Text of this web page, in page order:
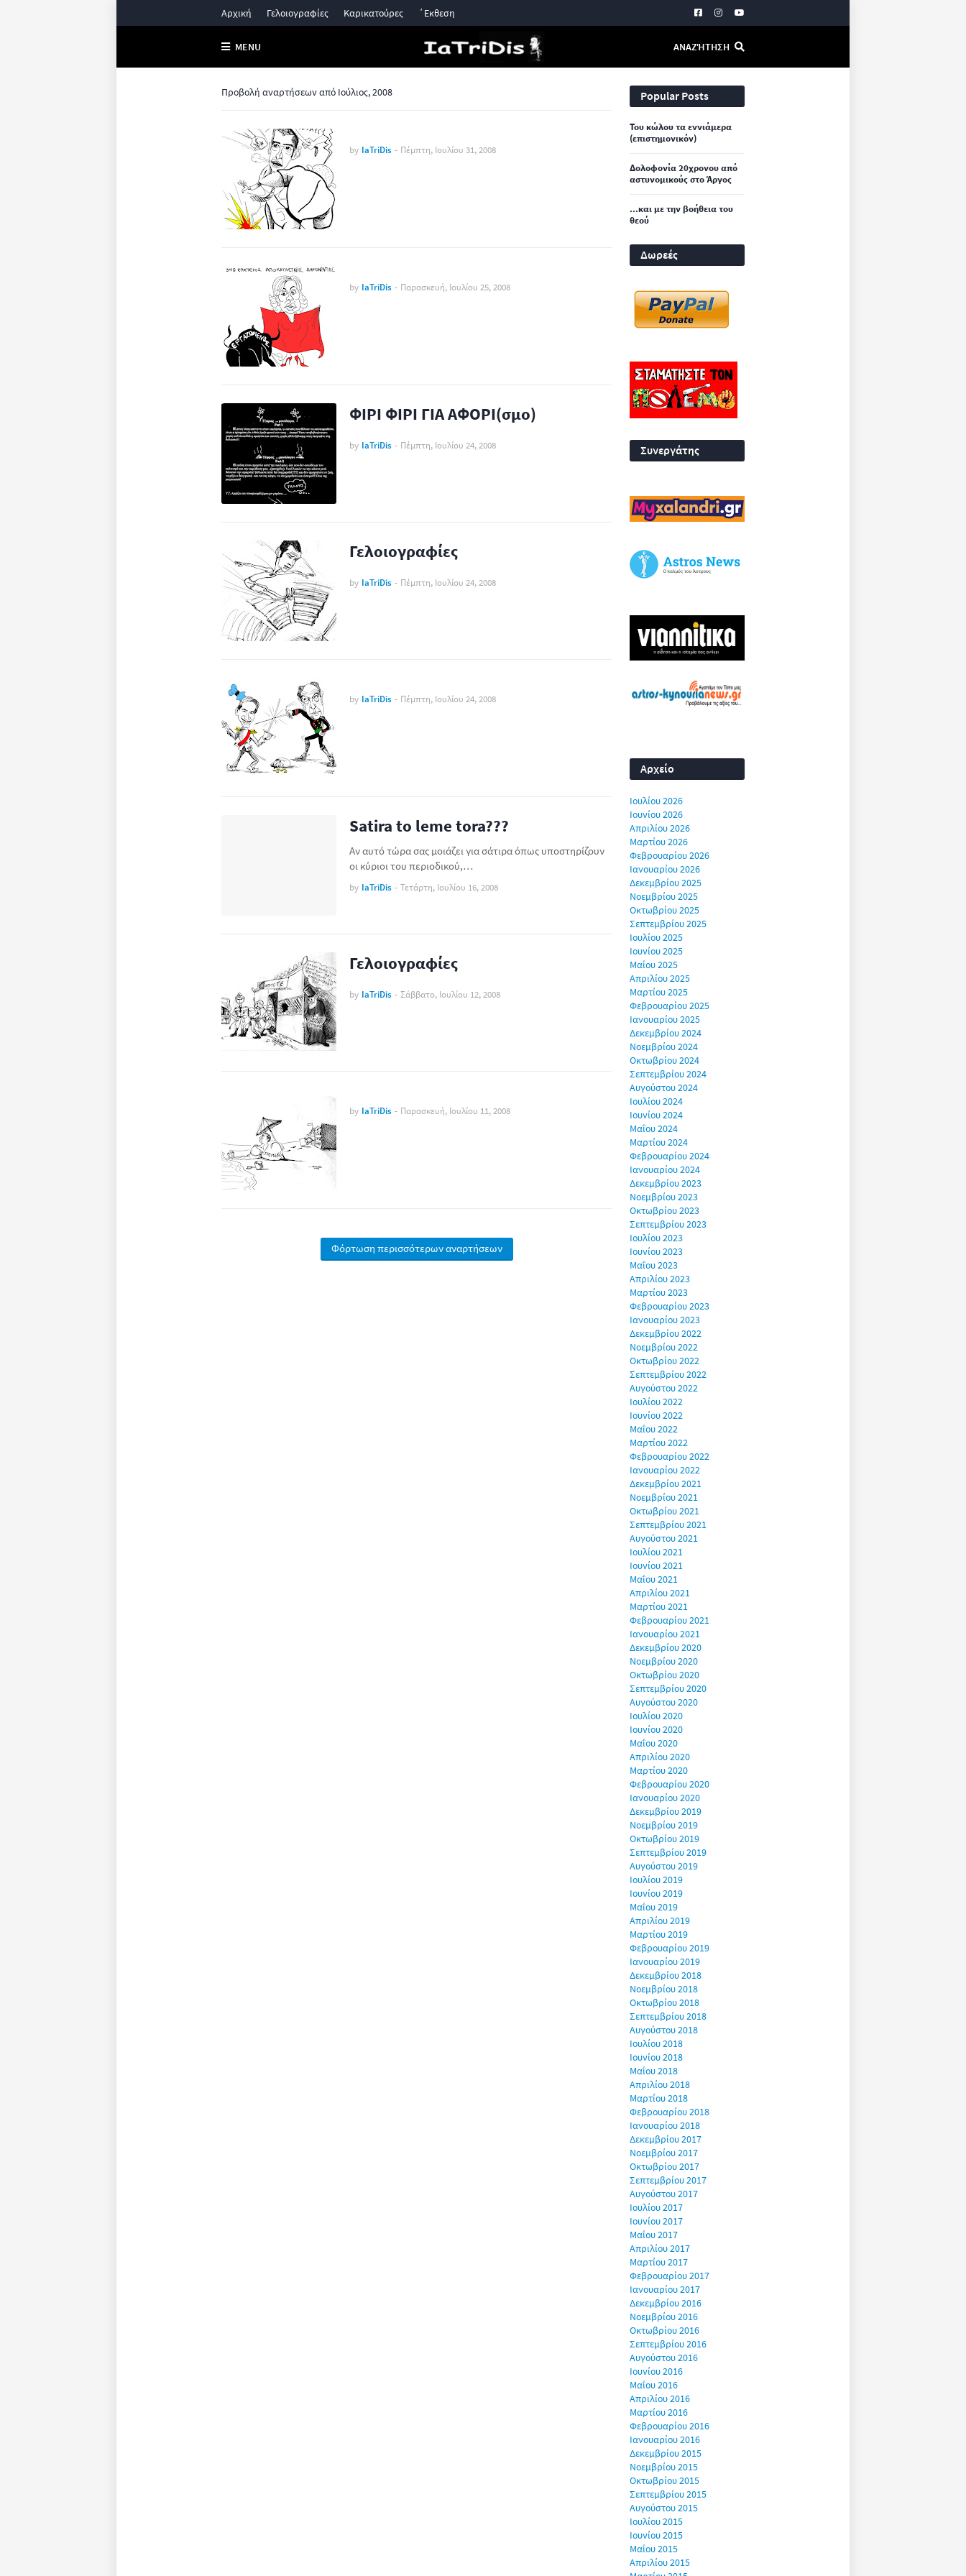
Αρχική Γελοιογραφίες Καρικατούρες ΄Εκθεση
MENU ΑΝΑΖΉΤΗΣΗ
Προβολή αναρτήσεων από Ιούλιος, 2008
by IaTriDis - Πέμπτη, Ιουλίου 31, 2008
by IaTriDis - Παρασκευή, Ιουλίου 25, 2008
ΦΙΡΙ ΦΙΡΙ ΓΙΑ ΑΦΟΡΙ(σμο)
by IaTriDis - Πέμπτη, Ιουλίου 24, 2008
Γελοιογραφίες
by IaTriDis - Πέμπτη, Ιουλίου 24, 2008
by IaTriDis - Πέμπτη, Ιουλίου 24, 2008
Satira to leme tora???
Αν αυτό τώρα σας μοιάζει για σάτιρα όπως υποστηρίζουν
οι κύριοι του περιοδικού,…
by IaTriDis - Τετάρτη, Ιουλίου 16, 2008
Γελοιογραφίες
by IaTriDis - Σάββατο, Ιουλίου 12, 2008
by IaTriDis - Παρασκευή, Ιουλίου 11, 2008
Φόρτωση περισσότερων αναρτήσεων
Popular Posts
Του κώλου τα εννιάμερα
(επιστημονικόν)
Δολοφονία 20χρονου από
αστυνομικούς στο Άργος
...και με την βοήθεια του
θεού
Δωρεές
Συνεργάτης
Αρχείο
Ιουλίου 2026
Ιουνίου 2026
Απριλίου 2026
Μαρτίου 2026
Φεβρουαρίου 2026
Ιανουαρίου 2026
Δεκεμβρίου 2025
Νοεμβρίου 2025
Οκτωβρίου 2025
Σεπτεμβρίου 2025
Ιουλίου 2025
Ιουνίου 2025
Μαΐου 2025
Απριλίου 2025
Μαρτίου 2025
Φεβρουαρίου 2025
Ιανουαρίου 2025
Δεκεμβρίου 2024
Νοεμβρίου 2024
Οκτωβρίου 2024
Σεπτεμβρίου 2024
Αυγούστου 2024
Ιουλίου 2024
Ιουνίου 2024
Μαΐου 2024
Μαρτίου 2024
Φεβρουαρίου 2024
Ιανουαρίου 2024
Δεκεμβρίου 2023
Νοεμβρίου 2023
Οκτωβρίου 2023
Σεπτεμβρίου 2023
Ιουλίου 2023
Ιουνίου 2023
Μαΐου 2023
Απριλίου 2023
Μαρτίου 2023
Φεβρουαρίου 2023
Ιανουαρίου 2023
Δεκεμβρίου 2022
Νοεμβρίου 2022
Οκτωβρίου 2022
Σεπτεμβρίου 2022
Αυγούστου 2022
Ιουλίου 2022
Ιουνίου 2022
Μαΐου 2022
Μαρτίου 2022
Φεβρουαρίου 2022
Ιανουαρίου 2022
Δεκεμβρίου 2021
Νοεμβρίου 2021
Οκτωβρίου 2021
Σεπτεμβρίου 2021
Αυγούστου 2021
Ιουλίου 2021
Ιουνίου 2021
Μαΐου 2021
Απριλίου 2021
Μαρτίου 2021
Φεβρουαρίου 2021
Ιανουαρίου 2021
Δεκεμβρίου 2020
Νοεμβρίου 2020
Οκτωβρίου 2020
Σεπτεμβρίου 2020
Αυγούστου 2020
Ιουλίου 2020
Ιουνίου 2020
Μαΐου 2020
Απριλίου 2020
Μαρτίου 2020
Φεβρουαρίου 2020
Ιανουαρίου 2020
Δεκεμβρίου 2019
Νοεμβρίου 2019
Οκτωβρίου 2019
Σεπτεμβρίου 2019
Αυγούστου 2019
Ιουλίου 2019
Ιουνίου 2019
Μαΐου 2019
Απριλίου 2019
Μαρτίου 2019
Φεβρουαρίου 2019
Ιανουαρίου 2019
Δεκεμβρίου 2018
Νοεμβρίου 2018
Οκτωβρίου 2018
Σεπτεμβρίου 2018
Αυγούστου 2018
Ιουλίου 2018
Ιουνίου 2018
Μαΐου 2018
Απριλίου 2018
Μαρτίου 2018
Φεβρουαρίου 2018
Ιανουαρίου 2018
Δεκεμβρίου 2017
Νοεμβρίου 2017
Οκτωβρίου 2017
Σεπτεμβρίου 2017
Αυγούστου 2017
Ιουλίου 2017
Ιουνίου 2017
Μαΐου 2017
Απριλίου 2017
Μαρτίου 2017
Φεβρουαρίου 2017
Ιανουαρίου 2017
Δεκεμβρίου 2016
Νοεμβρίου 2016
Οκτωβρίου 2016
Σεπτεμβρίου 2016
Αυγούστου 2016
Ιουνίου 2016
Μαΐου 2016
Απριλίου 2016
Μαρτίου 2016
Φεβρουαρίου 2016
Ιανουαρίου 2016
Δεκεμβρίου 2015
Νοεμβρίου 2015
Οκτωβρίου 2015
Σεπτεμβρίου 2015
Αυγούστου 2015
Ιουλίου 2015
Ιουνίου 2015
Μαΐου 2015
Απριλίου 2015